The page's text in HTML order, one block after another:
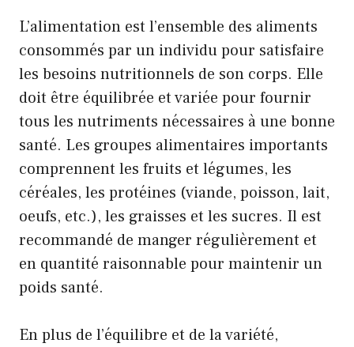
L’alimentation est l’ensemble des aliments
consommés par un individu pour satisfaire
les besoins nutritionnels de son corps. Elle
doit être équilibrée et variée pour fournir
tous les nutriments nécessaires à une bonne
santé. Les groupes alimentaires importants
comprennent les fruits et légumes, les
céréales, les protéines (viande, poisson, lait,
oeufs, etc.), les graisses et les sucres. Il est
recommandé de manger régulièrement et
en quantité raisonnable pour maintenir un
poids santé.
En plus de l’équilibre et de la variété,